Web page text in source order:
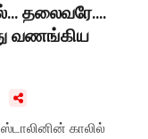
தலைவரே....
வணங்கிய
ஸ்டாலினின் காலில்